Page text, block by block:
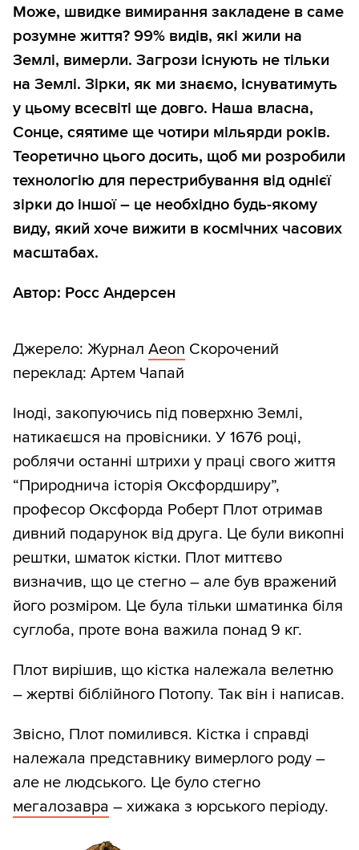
Може, швидке вимирання закладене в саме
розумне життя? 99% видів, які жили на
Землі, вимерли. Загрози існують не тільки
на Землі. Зірки, як ми знаємо, існуватимуть
у цьому всесвіті ще довго. Наша власна,
Сонце, сяятиме ще чотири мільярди років.
Теоретично цього досить, щоб ми розробили
технологію для перестрибування від однієї
зірки до іншої – це необхідно будь-якому
виду, який хоче вижити в космічних часових
масштабах.
Автор: Росс Андерсен
Джерело: Журнал Aeon Скорочений
переклад: Артем Чапай
Іноді, закопуючись під поверхню Землі,
натикаєшся на провісники. У 1676 році,
роблячи останні штрихи у праці свого життя
“Природнича історія Оксфордширу”,
професор Оксфорда Роберт Плот отримав
дивний подарунок від друга. Це були викопні
рештки, шматок кістки. Плот миттєво
визначив, що це стегно – але був вражений
його розміром. Це була тільки шматинка біля
суглоба, проте вона важила понад 9 кг.
Плот вирішив, що кістка належала велетню
– жертві біблійного Потопу. Так він і написав.
Звісно, Плот помилився. Кістка і справді
належала представнику вимерлого роду –
але не людського. Це було стегно
мегалозавра – хижака з юрського періоду.